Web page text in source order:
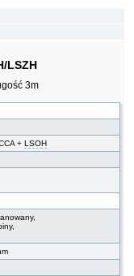
LSZH
3m
+LSOH